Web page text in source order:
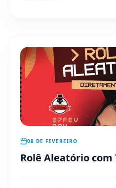
08 DE FEVEREIRO
Rolê Aleatório com